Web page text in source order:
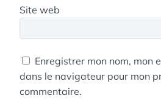
Site web
Enregistrer mon nom, mon
dans le navigateur pour mon
commentaire.